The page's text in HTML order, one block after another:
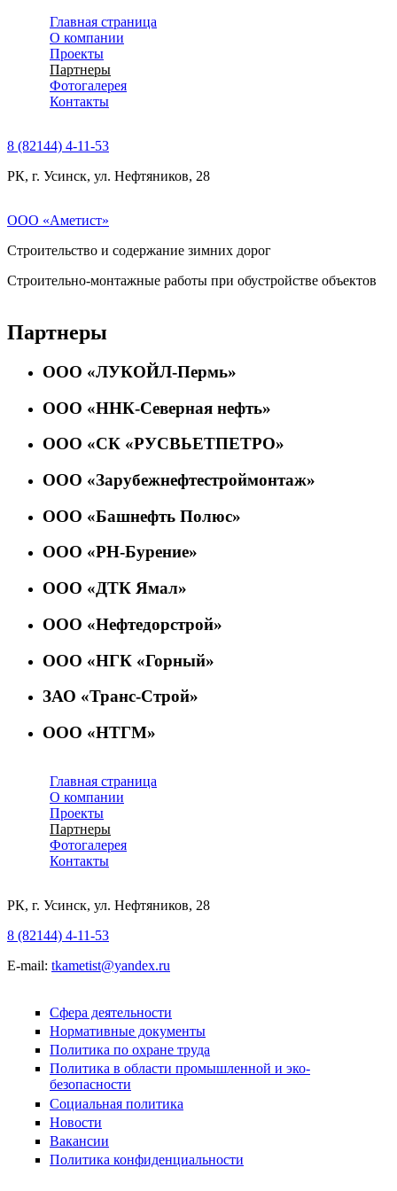
Главная страница
О компании
Проекты
Партнеры
Фотогалерея
Контакты
8 (82144) 4-11-53
РК, г. Усинск, ул. Нефтяников, 28
ООО «Аметист»
Строительство и содержание зимних дорог
Строительно-монтажные работы при обустройстве объектов
Партнеры
ООО «ЛУКОЙЛ-Пермь»
ООО «ННК-Северная нефть»
ООО «СК «РУСВЬЕТПЕТРО»
ООО «Зарубежнефтестроймонтаж»
ООО «Башнефть Полюс»
ООО «РН-Бурение»
ООО «ДТК Ямал»
ООО «Нефтедорстрой»
ООО «НГК «Горный»
ЗАО «Транс-Строй»
ООО «НТГМ»
Главная страница
О компании
Проекты
Партнеры
Фотогалерея
Контакты
РК, г. Усинск, ул. Нефтяников, 28
8 (82144) 4-11-53
E-mail: tkametist@yandex.ru
Сфера деятельности
Нормативные документы
Политика по охране труда
Политика в области промышленной и эко-
безопасности
Социальная политика
Новости
Вакансии
Политика конфиденциальности